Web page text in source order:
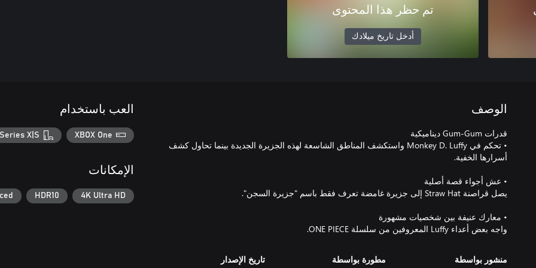
تم حظر هذا المحتوى
أدخل تاريخ ميلادك
الوصف
• تحكم في Monkey D. Luffy واستكشف المناطق الشاسعة لهذه الجزيرة الجديدة بينما تحاول كشف
واجه بعض أعداء Luffy المعروفين من سلسلة ONE PIECE.
منشور بواسطة مطورة بواسطة تاريخ الإصدار
العب باستخدام
XBOX One
X|S
الإمكانات
4K Ultra HD
HDR10